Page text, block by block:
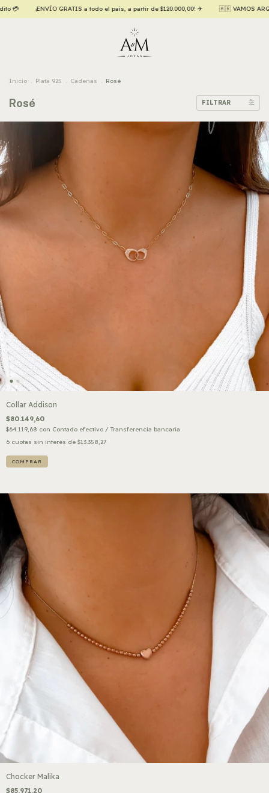
a todo el país, a partir de $120.000,00! ✈️ 🇦🇷 VAMOS ARGENTINA 🇦🇷 20% OFF
Inicio . Plata 925 . Cadenas . Rosé
Rosé FILTRAR
Collar Addison
$80.149,60
$64.119,68 con Contado efectivo / Transferencia bancaria
6 cuotas sin interés de $13.358,27
Chocker Malika
$85.971,20